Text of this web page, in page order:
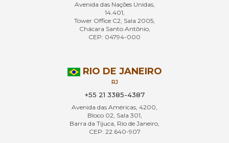
Avenida das Nações Unidas,
14.401,
Tower Office C2, Sala 2005,
Chácara Santo Antônio,
CEP: 04794-000
RIO DE JANEIRO
RJ
+55 21 3385-4387
Avenida das Américas, 4200,
Bloco 02, Sala 301,
Barra da Tijuca, Rio de Janeiro,
CEP: 22.640-907